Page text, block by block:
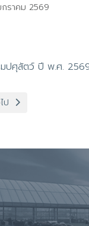
กราคม 2569
ปศุสัตว์ ปี พ.ศ.
ะเอียดการโอนจัดสรร
หาถัดไป: การปรับประเ
ป